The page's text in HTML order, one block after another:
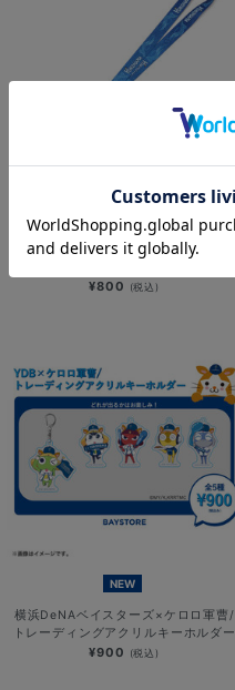
NEW
YOKOHAMA STAR☆NIGHT 2026/
¥800 (税込)
NEW
横浜DeNAベイスターズ×ケロロ軍曹/
トレーディングアクリルキーホルダー
¥900 (税込)